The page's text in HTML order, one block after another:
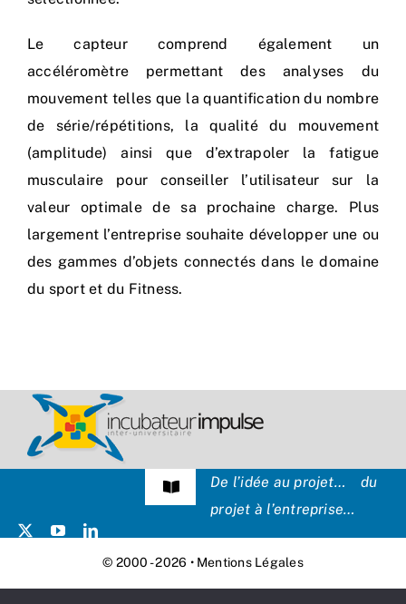
Le capteur comprend également un
accéléromètre permettant des analyses du
mouvement telles que la quantification du nombre
de série/répétitions, la qualité du mouvement
(amplitude) ainsi que d’extrapoler la fatigue
musculaire pour conseiller l’utilisateur sur la
valeur optimale de sa prochaine charge. Plus
largement l’entreprise souhaite développer une ou
des gammes d’objets connectés dans le domaine
du sport et du Fitness.
Navigation
Témoignages
De l’idée au projet… du
projet à l’entreprise…
© 2000 - 2026 • Mentions Légales